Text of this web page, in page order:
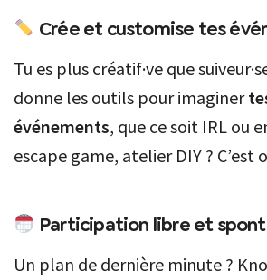
Crée et customise tes
Tu es plus créatif·ve que
donne les outils pour imaginer
événements, que ce soit IRL ou
escape game, atelier DIY ? C’est
Participation libre et
Un plan de dernière minute ?